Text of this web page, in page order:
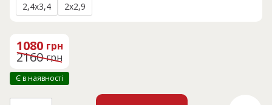
2,4x3,4
2x2,9
2160грн
ціна:
2160 грн.
1080 грн
ціна:
1080 грн.
Є в наявності